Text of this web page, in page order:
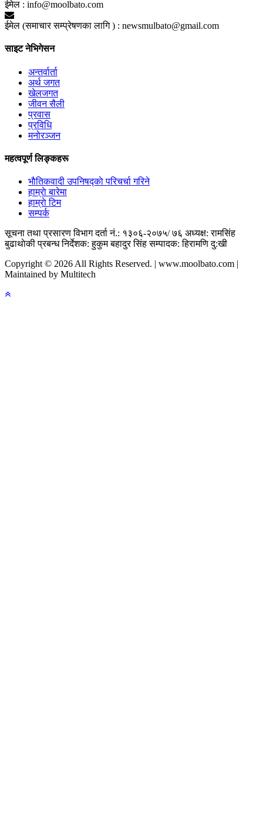
ईमेल : info@moolbato.com
ईमेल (समाचार सम्प्रेषणका लागि ) : newsmulbato@gmail.com
साइट नेभिगेसन
अन्तर्वार्ता
अर्थ जगत
खेलजगत
जीवन सैली
प्रवास
प्रविधि
मनोरञ्जन
महत्वपूर्ण लिङ्कहरू
भाैतिकवादी उपनिषद्काे परिचर्चा गरिने
हाम्राे बारेमा
हाम्राे टिम
सम्पर्क
सूचना तथा प्रसारण विभाग दर्ता नं.: १३०६-२०७५/ ७६ अध्यक्ष: रामसिंह
बुढाथाेकी प्रबन्ध निर्देशक: हुकुम बहादुर सिंह सम्पादक: हिरामणि दु:खी
Copyright © 2026 All Rights Reserved. | www.moolbato.com |
Maintained by Multitech